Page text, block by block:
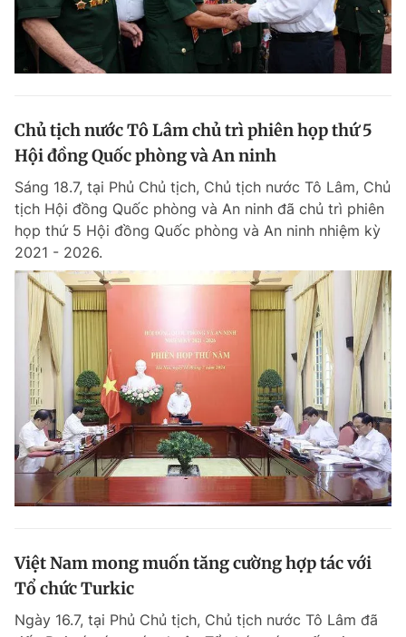
Chủ tịch nước Tô Lâm chủ trì phiên họp thứ 5
Hội đồng Quốc phòng và An ninh
Sáng 18.7, tại Phủ Chủ tịch, Chủ tịch nước Tô Lâm, Chủ
tịch Hội đồng Quốc phòng và An ninh đã chủ trì phiên
họp thứ 5 Hội đồng Quốc phòng và An ninh nhiệm kỳ
2021 - 2026.
Việt Nam mong muốn tăng cường hợp tác với
Tổ chức Turkic
Ngày 16.7, tại Phủ Chủ tịch, Chủ tịch nước Tô Lâm đã